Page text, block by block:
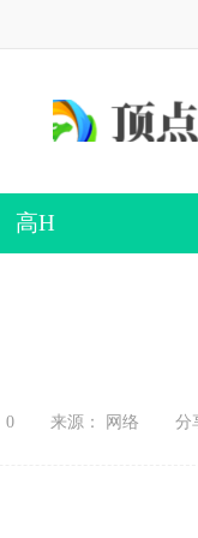
高H
0 来源： 网络 分